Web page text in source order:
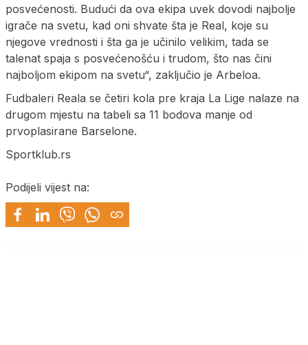
posvećenosti. Budući da ova ekipa uvek dovodi najbolje
igrače na svetu, kad oni shvate šta je Real, koje su
njegove vrednosti i šta ga je učinilo velikim, tada se
talenat spaja s posvećenošću i trudom, što nas čini
najboljom ekipom na svetu“, zaključio je Arbeloa.
Fudbaleri Reala se četiri kola pre kraja La Lige nalaze na
drugom mjestu na tabeli sa 11 bodova manje od
prvoplasirane Barselone.
Sportklub.rs
Podijeli vijest na: